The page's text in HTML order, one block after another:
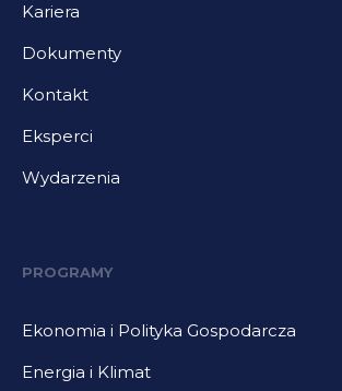
Kariera
Dokumenty
Kontakt
Eksperci
Wydarzenia
PROGRAMY
Ekonomia i Polityka Gospodarcza
Energia i Klimat